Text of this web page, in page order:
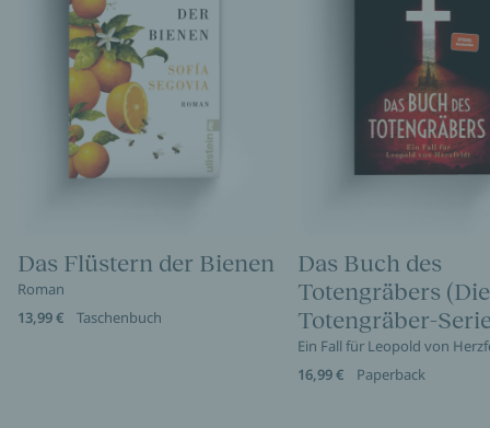
Das Flüstern der Bienen
Roman
13,99 €
Taschenbuch
Das Buch des
Totengräbers (Die
Totengräber-
Ein Fall für Leopold von
16,99 €
Paperback